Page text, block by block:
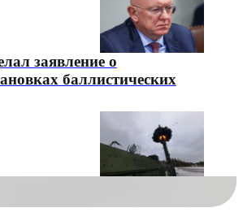
заявление о
баллистических